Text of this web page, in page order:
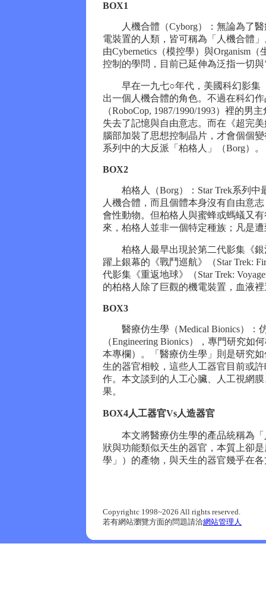
BOX1
人機合體（Cyborg）：無論為了醫
電裝置的人類，皆可稱為「人機合體
由Cybernetics（模控學）與Organism
控制的學問，目前已延伸為泛指一切
早在一九七○年代，美國科幻影集《
出一個人機合體的角色。不過在科幻
（RoboCop, 1987/1990/1993）裡的
失去了記憶與自由意志。而在《超完
腦部加裝了思想控制晶片，才會個個
系列中的大反派「柏格人」（Borg）。
BOX2
柏格人（Borg）：Star Trek系列中
人機合體，而且個體本身沒有自由意
會性動物。但柏格人與蜜蜂或螞蟻又
來，柏格人並非一個特定種族；凡是
柏格人最早出現於第二代影集《銀河
躍上銀幕的《戰鬥巡航》（Star Trek:
代影集《重返地球》（Star Trek:
的柏格人除了巨觀的機電裝置，血液
BOX3
醫療仿生學（Medical Bionics）：
（Engineering Bionics），專門研究
本專欄）。「醫療仿生學」則是研究
生的器官相較，這些人工器官目前或
作。本文談到的人工心臟、人工視網
果。
BOX4人工器官Vs人造器官
本文將醫療仿生學的產品統稱為「
狀與功能類似天生的器官，本質上卻
學」）的產物，與天生的器官幾乎在
Copyrightc 1998~2026 All rights reserved.
若有網站瀏覽方面的問題請洽網站管理人